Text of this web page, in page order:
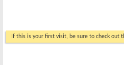
If this is your first visit, be sure to check out